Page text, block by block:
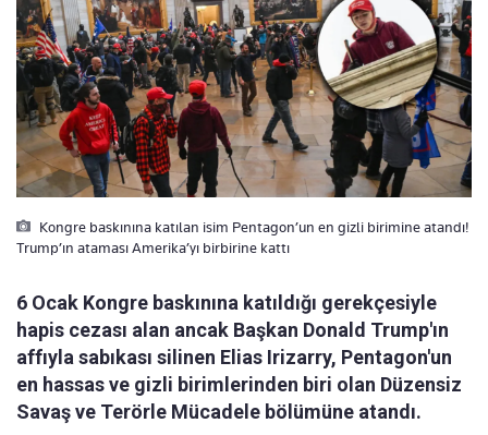
Kongre baskınına katılan isim Pentagon’un en gizli birimine atandı!
Trump’ın ataması Amerika’yı birbirine kattı
6 Ocak Kongre baskınına katıldığı gerekçesiyle
hapis cezası alan ancak Başkan Donald Trump'ın
affıyla sabıkası silinen Elias Irizarry, Pentagon'un
en hassas ve gizli birimlerinden biri olan Düzensiz
Savaş ve Terörle Mücadele bölümüne atandı.